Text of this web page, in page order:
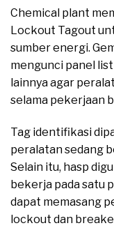
Chemical plant
Lockout Tagout
sumber energi.
mengunci panel
lainnya agar
selama pekerjaan
Tag identifikasi
peralatan sedang
Selain itu, hasp
bekerja pada satu
dapat memasang
lockout dan